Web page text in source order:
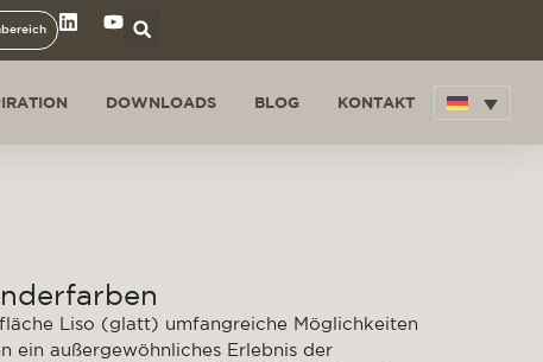
DOWNLOADS BLOG KONTAKT
Liso (glatt) umfangreiche Möglichkeiten
ein außergewöhnliches Erlebnis der